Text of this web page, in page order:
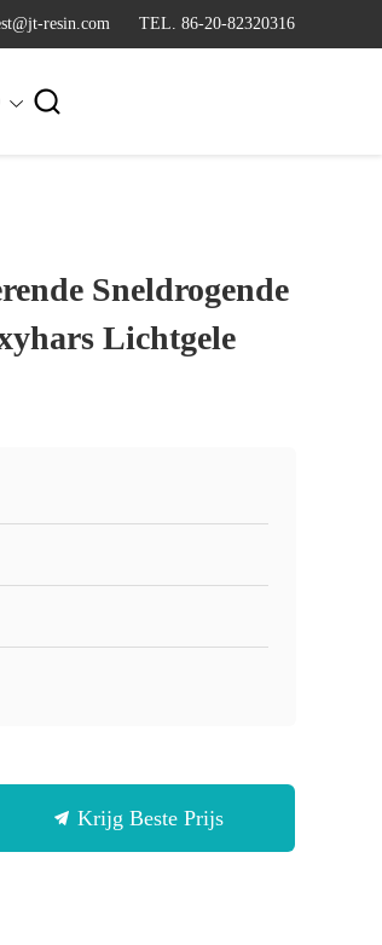
resin.com TEL. 86-20-82320316

Sneldrogende
Lichtgele
Krijg Beste Prijs